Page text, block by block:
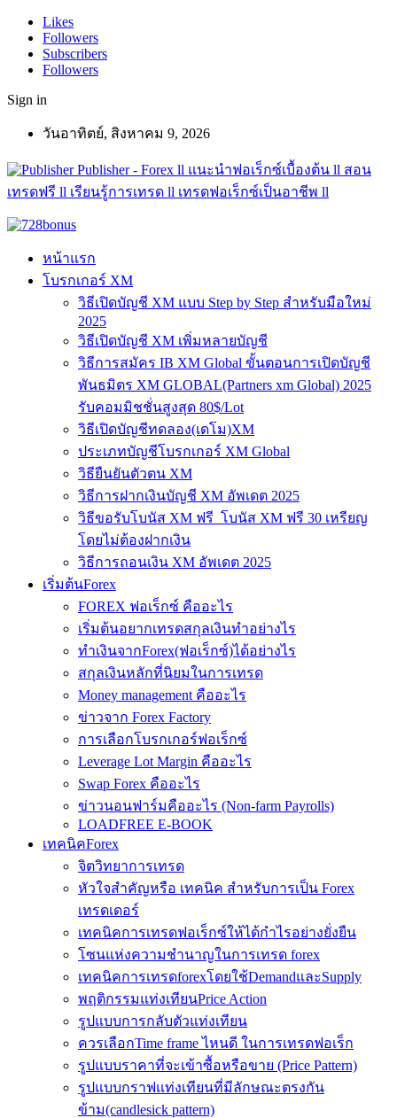
Likes
Followers
Subscribers
Followers
Sign in
วันอาทิตย์, สิงหาคม 9, 2026
Publisher - Forex ll แนะนำฟอเร็กซ์เบื้องต้น ll สอน
เทรดฟรี ll เรียนรู้การเทรด ll เทรดฟอเร็กซ์เป็นอาชีพ ll
หน้าแรก
โบรกเกอร์ XM
วิธีเปิดบัญชี XM แบบ Step by Step สำหรับมือใหม่
2025
วิธีเปิดบัญชี XM เพิ่มหลายบัญชี
วิธีการสมัคร IB XM Global ขั้นตอนการเปิดบัญชี
พันธมิตร XM GLOBAL(Partners xm Global) 2025
รับคอมมิชชั่นสูงสุด 80$/Lot
วิธีเปิดบัญชีทดลอง(เดโม)XM
ประเภทบัญชีโบรกเกอร์ XM Global
วิธียืนยันตัวตน XM
วิธีการฝากเงินบัญชี XM อัพเดต 2025
วิธีขอรับโบนัส XM ฟรี โบนัส XM ฟรี 30 เหรียญ
โดยไม่ต้องฝากเงิน
วิธีการถอนเงิน XM อัพเดต 2025
เริ่มต้นForex
FOREX ฟอเร็กซ์ คืออะไร
เริ่มต้นอยากเทรดสกุลเงินทำอย่างไร
ทำเงินจากForex(ฟอเร็กซ์)ได้อย่างไร
สกุลเงินหลักที่นิยมในการเทรด
Money management คืออะไร
ข่าวจาก Forex Factory
การเลือกโบรกเกอร์ฟอเร็กซ์
Leverage Lot Margin คืออะไร
Swap Forex คืออะไร
ข่าวนอนฟาร์มคืออะไร (Non-farm Payrolls)
LOADFREE E-BOOK
เทคนิคForex
จิตวิทยาการเทรด
หัวใจสำคัญหรือ เทคนิค สำหรับการเป็น Forex
เทรดเดอร์
เทคนิคการเทรดฟอเร็กซ์ให้ได้กำไรอย่างยั่งยืน
โซนแห่งความชำนาญในการเทรด forex
เทคนิคการเทรดforexโดยใช้DemandและSupply
พฤติกรรมแท่งเทียนPrice Action
รูปแบบการกลับตัวแท่งเทียน
ควรเลือกTime frame ไหนดี ในการเทรดฟอเร็ก
รูปแบบราคาที่จะเข้าซื้อหรือขาย (Price Pattern)
รูปแบบกราฟแท่งเทียนที่มีลักษณะตรงกัน
ข้าม(candlesick pattern)